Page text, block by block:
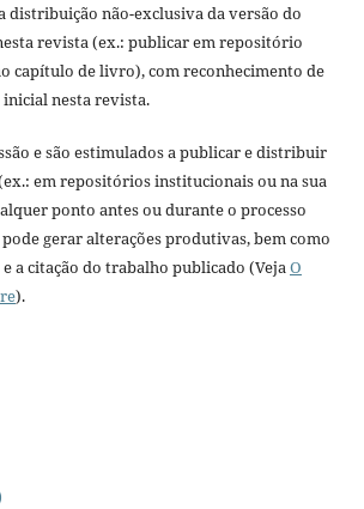
distribuição não-exclusiva da versão do
revista (ex.: publicar em repositório
capítulo de livro), com reconhecimento de
nesta revista.
e são estimulados a publicar e distribuir
em repositórios institucionais ou na sua
ponto antes ou durante o processo
gerar alterações produtivas, bem como
a citação do trabalho publicado (VejaO
).